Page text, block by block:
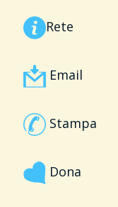
Rete
Email
Stampa
Dona